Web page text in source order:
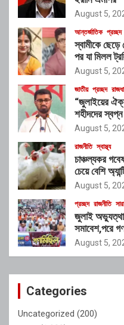
August 5,
আন্তর্জাতিক প্রচ্ছদ
স্বামীকে ছেড়ে
পর যা মিলল
August 5,
জাতীয় প্রচ্ছদ
“জুলাইয়ের
শহীদদের
রাশেদ খাঁন
August 5,
রাজনীতি স্বাস্থ্য
চাঞ্চল্যকর
চেয়ে বেশি
August 5,
প্রচ্ছদ রাজনীতি
জুলাই
সমাবেশ,পরে
August 5,
Categories
Uncategorized (200)